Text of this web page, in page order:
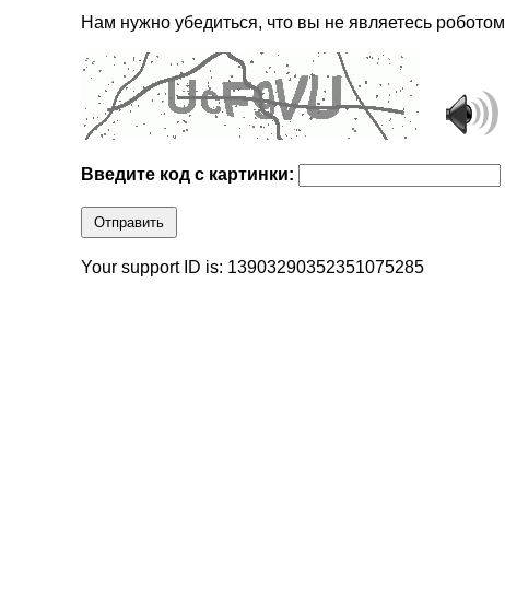
Нам нужно убедиться, что вы не являетесь роботом
Введите код с картинки:
Отправить
Your support ID is: 13903290352351075285